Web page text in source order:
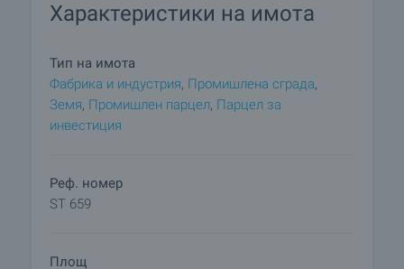
Характеристики на имота
Тип на имота
Фабрика и индустрия, Промишлена сграда,
Земя, Промишлен парцел, Парцел за
инвестиция
Реф. номер
ST 659
Площ